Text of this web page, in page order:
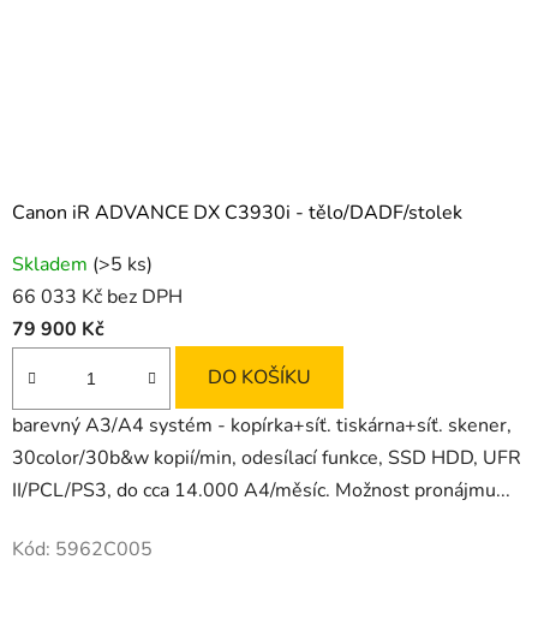
Canon iR ADVANCE DX C3930i - tělo/DADF/stolek
Skladem (>5 ks)
66 033 Kč bez DPH
79 900 Kč
DO KOŠÍKU
barevný A3/A4 systém - kopírka+síť. tiskárna+síť. skener,
30color/30b&w kopií/min, odesílací funkce, SSD HDD, UFR
II/PCL/PS3, do cca 14.000 A4/měsíc. Možnost pronájmu...
Kód: 5962C005